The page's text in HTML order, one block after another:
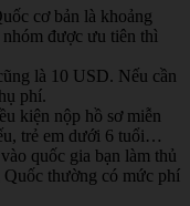
cơ bản là khoảng
được ưu tiên thì
là 10 USD. Nếu cần
phí.
kiện nộp hồ sơ miễn
trẻ em dưới 6 tuổi…
quốc gia bạn làm thủ
thường có mức phí